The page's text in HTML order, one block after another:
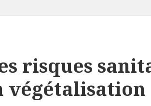
risques
végétalisation